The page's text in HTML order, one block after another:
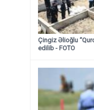
Çingiz Əlioğlu
edilib - FOTO